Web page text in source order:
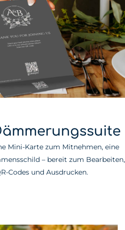
Mini-Karte zum Mitnehmen, eine
– bereit zum Bearbeiten,
Codes und Ausdrucken.